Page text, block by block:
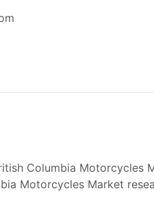
Columbia Motorcycles
Motorcycles Market